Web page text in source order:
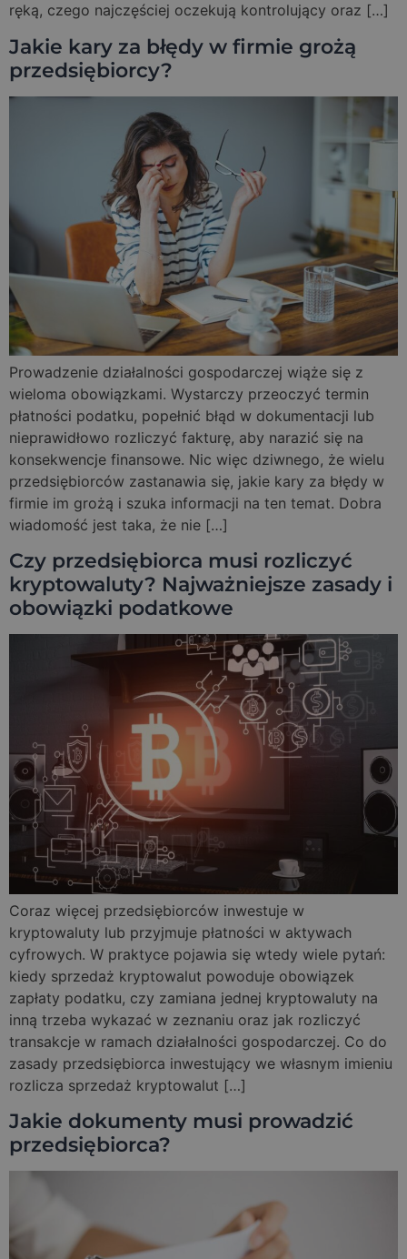
ręką, czego najczęściej oczekują kontrolujący oraz […]
Jakie kary za błędy w firmie grożą
przedsiębiorcy?
Prowadzenie działalności gospodarczej wiąże się z
wieloma obowiązkami. Wystarczy przeoczyć termin
płatności podatku, popełnić błąd w dokumentacji lub
nieprawidłowo rozliczyć fakturę, aby narazić się na
konsekwencje finansowe. Nic więc dziwnego, że wielu
przedsiębiorców zastanawia się, jakie kary za błędy w
firmie im grożą i szuka informacji na ten temat. Dobra
wiadomość jest taka, że nie […]
Czy przedsiębiorca musi rozliczyć
kryptowaluty? Najważniejsze zasady i
obowiązki podatkowe
Coraz więcej przedsiębiorców inwestuje w
kryptowaluty lub przyjmuje płatności w aktywach
cyfrowych. W praktyce pojawia się wtedy wiele pytań:
kiedy sprzedaż kryptowalut powoduje obowiązek
zapłaty podatku, czy zamiana jednej kryptowaluty na
inną trzeba wykazać w zeznaniu oraz jak rozliczyć
transakcje w ramach działalności gospodarczej. Co do
zasady przedsiębiorca inwestujący we własnym imieniu
rozlicza sprzedaż kryptowalut […]
Jakie dokumenty musi prowadzić
przedsiębiorca?